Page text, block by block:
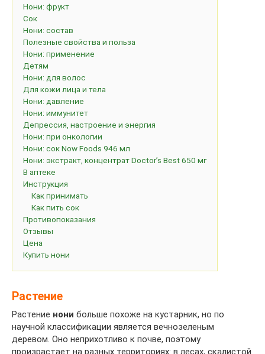
Нони: фрукт
Сок
Нони: состав
Полезные свойства и польза
Нони: применение
Детям
Нони: для волос
Для кожи лица и тела
Нони: давление
Нони: иммунитет
Депрессия, настроение и энергия
Нони: при онкологии
Нони: сок Now Foods 946 мл
Нони: экстракт, концентрат Doctor’s Best 650 мг
В аптеке
Инструкция
Как принимать
Как пить сок
Противопоказания
Отзывы
Цена
Купить нони
Растение
Растение нони больше похоже на кустарник, но по
научной классификации является вечнозеленым
деревом. Оно неприхотливо к почве, поэтому
произрастает на разных территориях: в лесах, скалистой